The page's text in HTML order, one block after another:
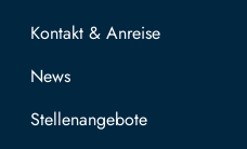
Kontakt & Anreise
News
Stellenangebote